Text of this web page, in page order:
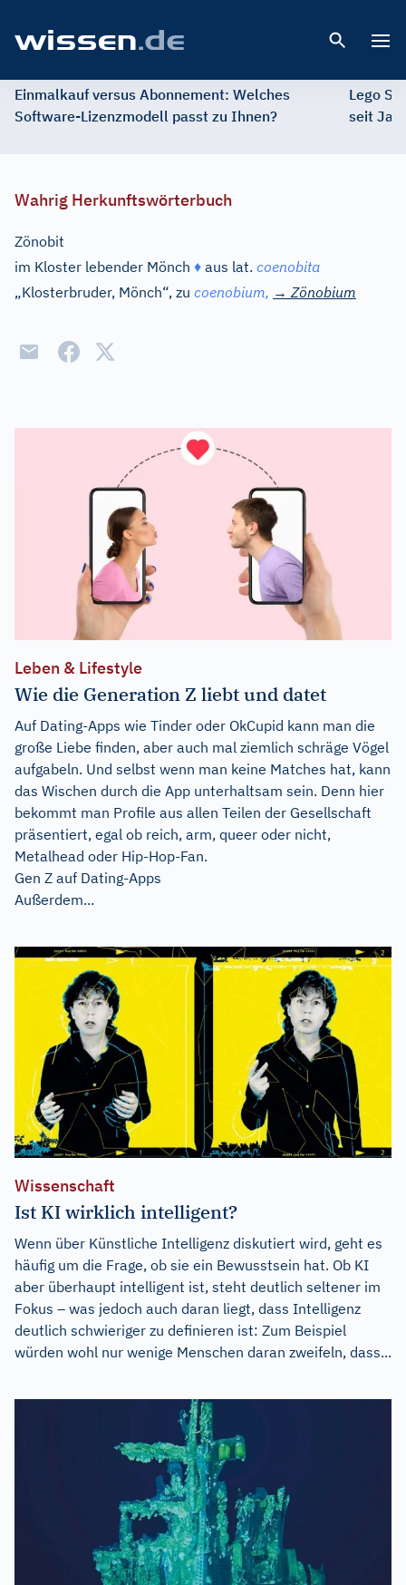
Einmalkauf versus Abonnement: Welches
Software-Lizenzmodell passt zu Ihnen?
Lego
seit
Wahrig Herkunftswörterbuch
Zönobit
im Kloster lebender Mönch ♦ aus lat. coenobita
„Klosterbruder, Mönch“, zu coenobium, →Zönobium
Leben & Lifestyle
Wie die Generation Z liebt und datet
Auf Dating-Apps wie Tinder oder OkCupid kann man die
große Liebe finden, aber auch mal ziemlich schräge Vögel
aufgabeln. Und selbst wenn man keine Matches hat, kann
das Wischen durch die App unterhaltsam sein. Denn hier
bekommt man Profile aus allen Teilen der Gesellschaft
präsentiert, egal ob reich, arm, queer oder nicht,
Metalhead oder Hip-Hop-Fan.
Gen Z auf Dating-Apps
Außerdem...
Wissenschaft
Ist KI wirklich intelligent?
Wenn über Künstliche Intelligenz diskutiert wird, geht es
häufig um die Frage, ob sie ein Bewusstsein hat. Ob KI
aber überhaupt intelligent ist, steht deutlich seltener im
Fokus – was jedoch auch daran liegt, dass Intelligenz
deutlich schwieriger zu definieren ist: Zum Beispiel
würden wohl nur wenige Menschen daran zweifeln, dass...